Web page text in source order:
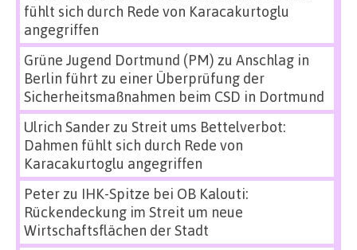
fühlt sich durch Rede von Karacakurtoglu
angegriffen
Grüne Jugend Dortmund (PM) zu Anschlag in
Berlin führt zu einer Überprüfung der
Sicherheitsmaßnahmen beim CSD in Dortmund
Ulrich Sanderzu Streit ums Bettelverbot:
Dahmen fühlt sich durch Rede von
Karacakurtoglu angegriffen
Peterzu IHK-Spitze bei OB Kalouti:
Rückendeckung im Streit um neue
Wirtschaftsflächen der Stadt